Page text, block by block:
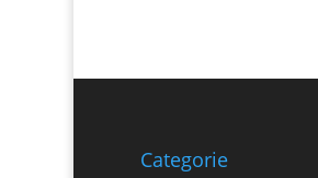
Categorie